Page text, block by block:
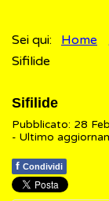
Sei qui: Home
Sifilide
Sifilide
Pubblicato: 28
- Ultimo
f Condividi